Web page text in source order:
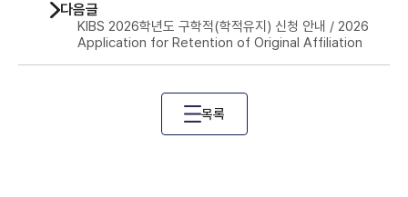
목록
KIBS 2026학년도 구학적(학적유지) 신청 안내 / 2026
Application for Retention of Original Affiliation
다음글